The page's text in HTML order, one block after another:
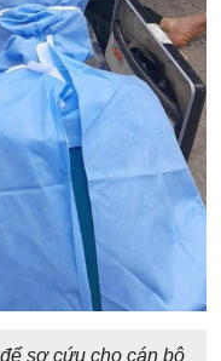
sơ cứu cho cán bộ